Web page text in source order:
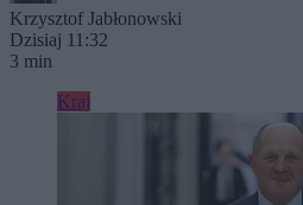
Krzysztof Jabłonowski
Dzisiaj 11:32
3 min
Kraj